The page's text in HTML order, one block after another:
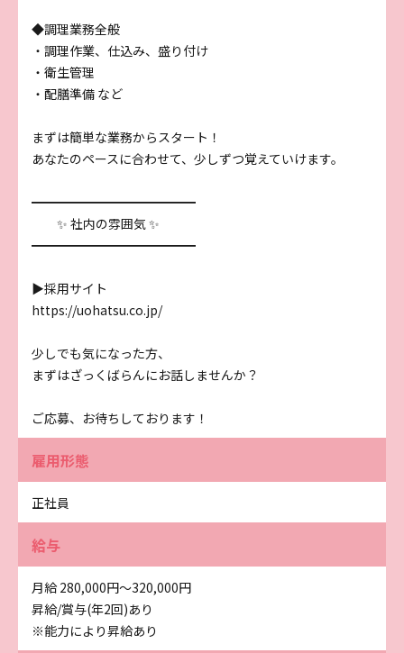
◆調理業務全般
・調理作業、仕込み、盛り付け
・衛生管理
・配膳準備 など
まずは簡単な業務からスタート！
あなたのペースに合わせて、少しずつ覚えていけます。
━━━━━━━━━━━━━
✨ 社内の雰囲気 ✨
━━━━━━━━━━━━━
▶採用サイト
https://uohatsu.co.jp/
少しでも気になった方、
まずはざっくばらんにお話しませんか？
ご応募、お待ちしております！
雇用形態
正社員
給与
月給 280,000円〜320,000円
昇給/賞与(年2回)あり
※能力により昇給あり